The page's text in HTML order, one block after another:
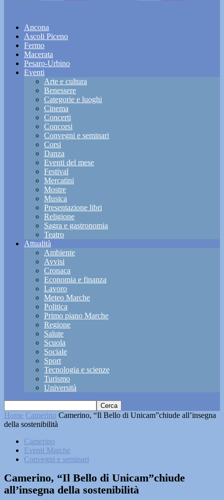
Ancona
Ascoli Piceno
Fermo
Macerata
Pesaro-Urbino
Eventi
Arte e cultura
Benessere
Categorie e luoghi
Cinema
Concerti
Concorsi
Convegni e seminari
Corsi
Danza
Eventi del mese
Festival
Mercatini
Mostre
Musica
Presentazione libri
Religione
Sagra e gastronomia
Teatro
Attualità
Ambiente
Avvisi
Cronaca
Economia e finanza
Lavoro
Meteo Marche
Politica
Primo piano Marche
Regione
Salute
Scuola
Sociale
Sport
Tecnologia e scienze
Turismo
Università
Home Camerino Camerino, “Il Bello di Unicam”chiude all’insegna
della sostenibilità
Camerino
Eventi Marche
Convegni e seminari
Camerino, “Il Bello di Unicam”chiude
all’insegna della sostenibilità